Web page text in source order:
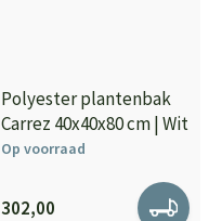
Polyester plantenbak
Carrez 40x40x80 cm | Wit
Op voorraad
302,00